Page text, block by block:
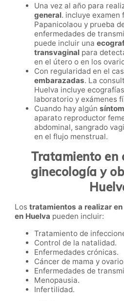
Una vez al año para
general. incluye examen
Papanicolaou y prueba
enfermedades de
puede incluir una
transvaginal para
en el útero o en los
Con regularidad en el
embarazadas. La
Huelva incluye
laboratorio y exámenes
Cuando hay algún
aparato reproductor
abdominal, sangrado
en el flujo menstrual.
Tratamiento en
ginecología y
Los tratamientos a realizar
en Huelva pueden incluir:
Tratamiento de
Control de la natalidad.
Enfermedades crónicas.
Cáncer de mama y
Enfermedades de
Menopausia.
Infertilidad.